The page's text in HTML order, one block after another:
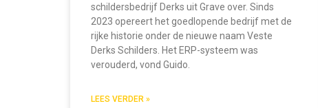
schildersbedrijf Derks uit Grave over. Sinds
2023 opereert het goedlopende bedrijf met de
rijke historie onder de nieuwe naam Veste
Derks Schilders. Het ERP-systeem was
verouderd, vond Guido.
LEES VERDER »